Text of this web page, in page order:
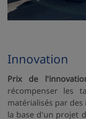
Innovation
Prix de
récompenser les
matérialisés par
la base d'un projet